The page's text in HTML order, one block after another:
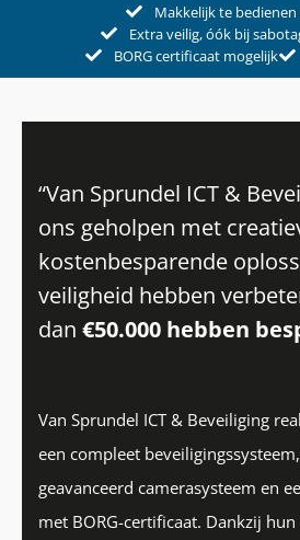
Makkelijk te
Extra veilig, óók bij
BORG certificaat mogelijk
“Van Sprundel ICT &
ons geholpen met
kostenbesparende
veiligheid hebben
dan €50.000 hebben
Van Sprundel ICT & Beveiliging
een compleet
geavanceerd camerasysteem en
met BORG-certificaat. Dankzij